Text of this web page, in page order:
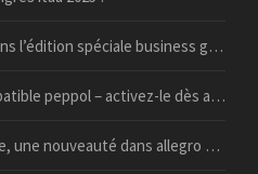
spéciale business guide du vif !
peppol – activez-le dès aujourd’hui
nouveauté dans allegro popsy ?